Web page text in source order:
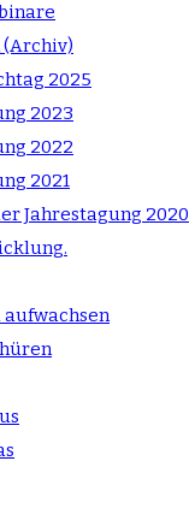
(Archiv)
2025
2023
2022
2021
Jahrestagung 2020
aufwachsen